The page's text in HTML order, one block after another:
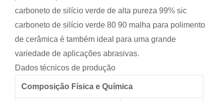
carboneto de silício verde de alta pureza 99% sic
carboneto de silício verde 80 90 malha para polimento
de cerâmica é também ideal para uma grande
variedade de aplicações abrasivas.
Dados técnicos de produção
Composição Física e Química